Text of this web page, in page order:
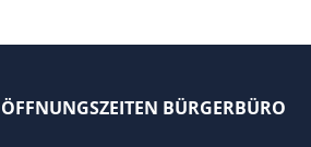
ÖFFNUNGSZEITEN BÜRGERBÜRO